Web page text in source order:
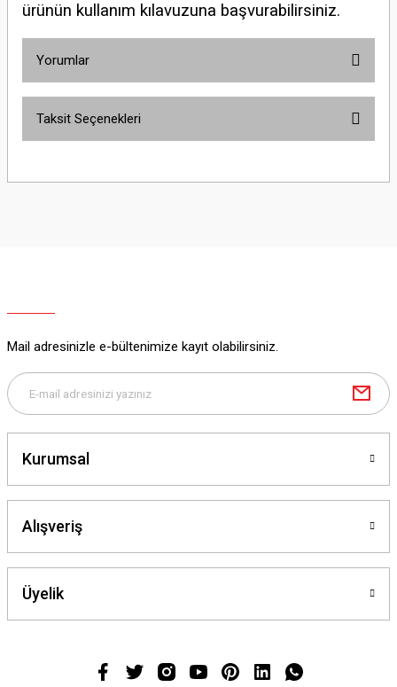
ürünün kullanım kılavuzuna başvurabilirsiniz.
Yorumlar
Yorum Yaz
Taksit Seçenekleri
Mail adresinizle e-bültenimize kayıt olabilirsiniz.
Kurumsal
Alışveriş
Üyelik